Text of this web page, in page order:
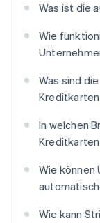
Was ist die
Wie
Was sind
In welchen
Wie können
Wie kann